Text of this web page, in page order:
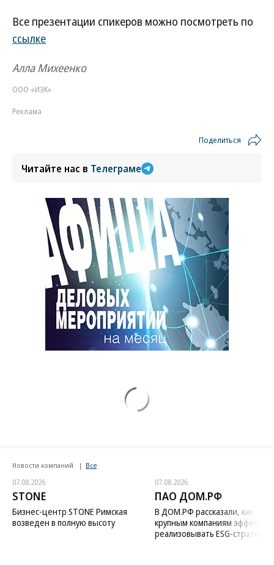
Все презентации спикеров можно посмотреть по
ссылке
Алла Михеенко
ООО «ИЗК»
Реклама
Поделиться
Читайте нас в Телеграме
Новости компаний Все
07.08.2026
STONE
Бизнес-центр STONE Римская
возведен в полную высоту
07.08.2026
ПАО ДОМ.РФ
В ДОМ.РФ рассказали, как
крупным компаниям
реализовывать ESG-стратегию